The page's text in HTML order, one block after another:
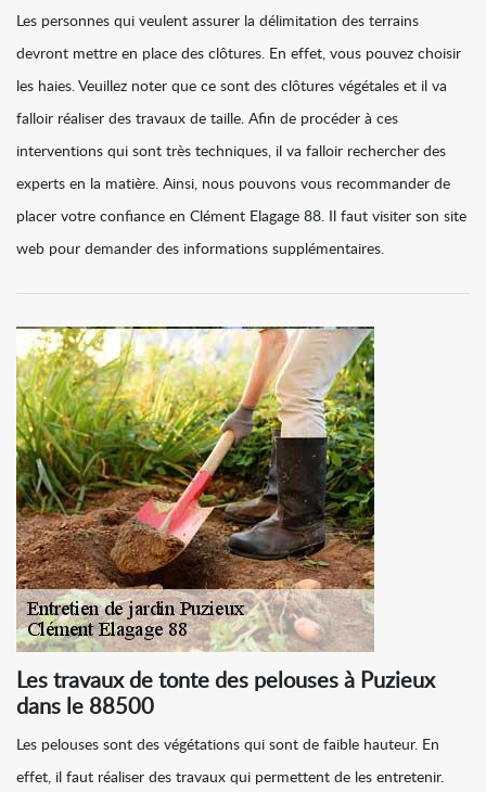
Les personnes qui veulent assurer la délimitation des terrains
devront mettre en place des clôtures. En effet, vous pouvez choisir
les haies. Veuillez noter que ce sont des clôtures végétales et il va
falloir réaliser des travaux de taille. Afin de procéder à ces
interventions qui sont très techniques, il va falloir rechercher des
experts en la matière. Ainsi, nous pouvons vous recommander de
placer votre confiance en Clément Elagage 88. Il faut visiter son site
web pour demander des informations supplémentaires.
Les travaux de tonte des pelouses à Puzieux
dans le 88500
Les pelouses sont des végétations qui sont de faible hauteur. En
effet, il faut réaliser des travaux qui permettent de les entretenir.